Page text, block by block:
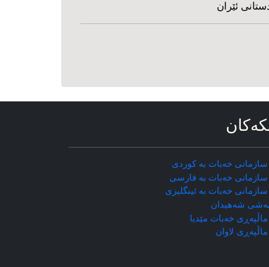
ئێران
سازمانی خه‌بات به کوردی
سازمانی خه‌بات به فارسی
سازمانی خه‌بات به ئینگلیزی
شه‌هیدان
خه‌بات مێدیا
ماڵپه‌ڕی لاوان